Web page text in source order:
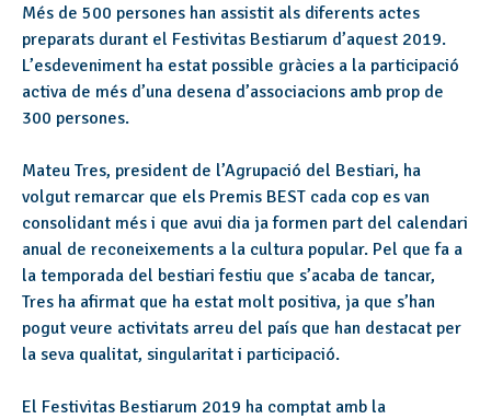
Més de 500 persones han assistit als diferents actes
preparats durant el Festivitas Bestiarum d’aquest 2019.
L’esdeveniment ha estat possible gràcies a la participació
activa de més d’una desena d’associacions amb prop de
300 persones.
Mateu Tres, president de l’Agrupació del Bestiari, ha
volgut remarcar que els Premis BEST cada cop es van
consolidant més i que avui dia ja formen part del calendari
anual de reconeixements a la cultura popular. Pel que fa a
la temporada del bestiari festiu que s’acaba de tancar,
Tres ha afirmat que ha estat molt positiva, ja que s’han
pogut veure activitats arreu del país que han destacat per
la seva qualitat, singularitat i participació.
El Festivitas Bestiarum 2019 ha comptat amb la